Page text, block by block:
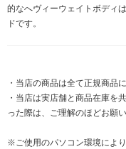
的なへヴィーウェイトボディ
ドです。
・当店の商品は全て正規商品
・当店は実店舗と商品在庫を
った際は、ご理解のほどお願
※ご使用のパソコン環境によ